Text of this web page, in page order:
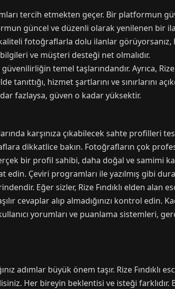
tercih etmekten geçer. Bir platformun
güncel ve düzenli olarak yenilenen bir
fotoğraflarla dolu ilanlar görüyorsanız,
ve müşteri desteği net olmalıdır.
temel taşlarındandır. Ayrıca, Rize
hizmet şartlarını ve sınırlarını
fazlaysa, güven o kadar yüksektir.
karşınıza çıkabilecek sahte profilleri
dikkatlice bakın. Fotoğrafların çok
bir profil sahibi, daha doğal ve samimi
Çeviri programları ile yazılmış gibi
Eğer sizler, Rize Fındıklı elden alan
cevaplar alıp almadığınızı kontrol edin.
yorumları ve puanlama sistemleri,
adımlar büyük önem taşır. Rize Fındıklı
Her bireyin beklentisi ve isteği farklıdır.